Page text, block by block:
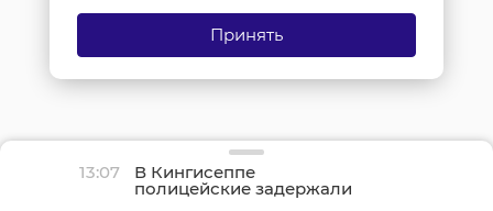
13:07 В Кингисеппе
полицейские задержали
воровку-домушницу
Принять